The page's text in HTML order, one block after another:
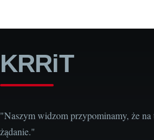
KRRiT
"Naszym widzom przypominamy, że
żądanie."